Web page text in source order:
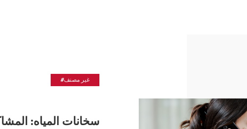
#غير مصنف
سخانات المياه: